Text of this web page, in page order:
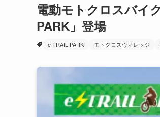
電動モトクロスバイ
PARK」登場
e-TRAIL PARK モトクロスヴィレッジ